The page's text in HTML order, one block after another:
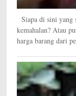
Siapa di sini yang
kemahalan? Atau
harga barang dari